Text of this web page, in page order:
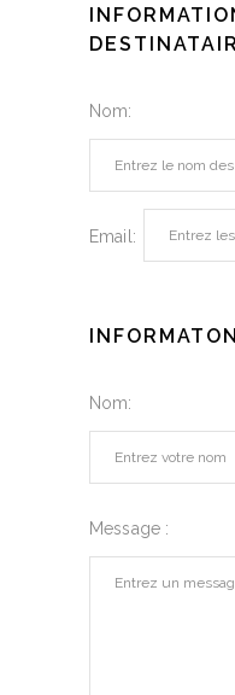
Nom:
Email:
Nom:
Message :